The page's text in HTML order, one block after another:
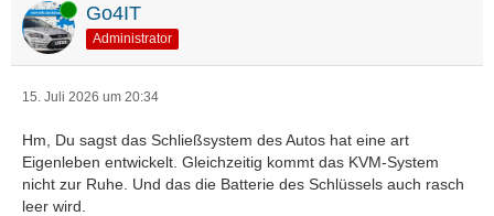
Online Go4IT
Administrator
15. Juli 2026 um 20:34
Hm, Du sagst das Schließsystem des Autos hat eine art
Eigenleben entwickelt. Gleichzeitig kommt das KVM-System
nicht zur Ruhe. Und das die Batterie des Schlüssels auch rasch
leer wird.